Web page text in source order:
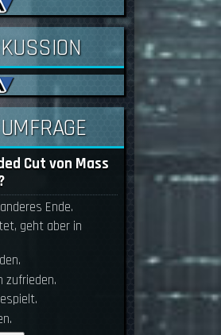
Cut von Mass
Ende.
geht aber in
zufrieden.